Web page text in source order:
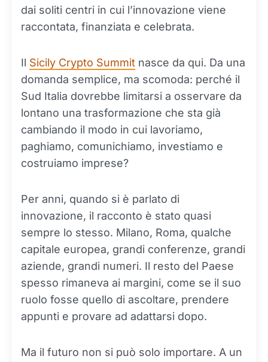
dai soliti centri in cui l’innovazione viene
raccontata, finanziata e celebrata.
Il Sicily Crypto Summit nasce da qui. Da una
domanda semplice, ma scomoda: perché il
Sud Italia dovrebbe limitarsi a osservare da
lontano una trasformazione che sta già
cambiando il modo in cui lavoriamo,
paghiamo, comunichiamo, investiamo e
costruiamo imprese?
Per anni, quando si è parlato di
innovazione, il racconto è stato quasi
sempre lo stesso. Milano, Roma, qualche
capitale europea, grandi conferenze, grandi
aziende, grandi numeri. Il resto del Paese
spesso rimaneva ai margini, come se il suo
ruolo fosse quello di ascoltare, prendere
appunti e provare ad adattarsi dopo.
Ma il futuro non si può solo importare. A un